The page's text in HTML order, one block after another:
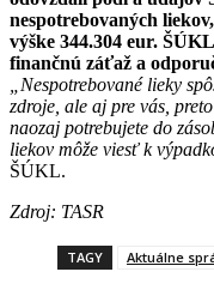
nespotrebovaných
výške 344.304 eur.
finančnú záťaž a
„Nespotrebované lieky
zdroje, ale aj pre vás,
naozaj potrebujete do
liekov môže viesť k
ŠÚKL.
Zdroj: TASR
TAGY Aktuálne